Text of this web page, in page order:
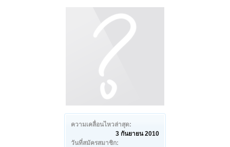
ความเคลื่อนไหวล่าสุด:
3 กันยายน 2010
วันที่สมัครสมาชิก: